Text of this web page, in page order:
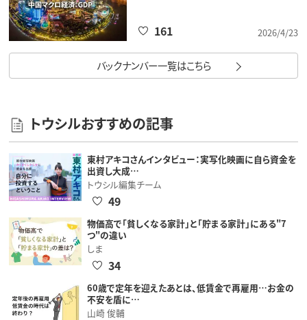
2026/4/23
161
バックナンバー一覧はこちら
トウシルおすすめの記事
東村アキコさんインタビュー：実写化映画に自ら資金を
出資し大成…
トウシル編集チーム
49
物価高で「貧しくなる家計」と「貯まる家計」にある"7
つ"の違い
しま
34
60歳で定年を迎えたあとは、低賃金で再雇用…お金の
不安を盾に…
山崎 俊輔